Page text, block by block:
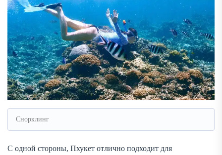
Снорклинг
С одной стороны, Пхукет отлично подходит для